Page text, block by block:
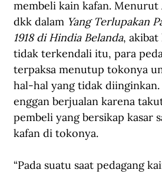
membeli kain kafan. Menurut
dkk dalam Yang Terlupakan
1918 di Hindia Belanda, akibat
tidak terkendali itu, para
terpaksa menutup tokonya
hal-hal yang tidak diinginkan.
enggan berjualan karena
pembeli yang bersikap kasar
kafan di tokonya.
“Pada suatu saat pedagang